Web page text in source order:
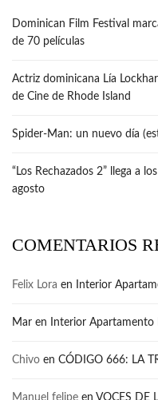
Dominican Film Festival
de 70 películas
Actriz dominicana Lía
de Cine de Rhode Island
Spider-Man: un nuevo día
“Los Rechazados 2” llega a
agosto
COMENTARIOS
Felix Lora en Interior
Mar en Interior Apartamento
Chivo en CÓDIGO 666: LA